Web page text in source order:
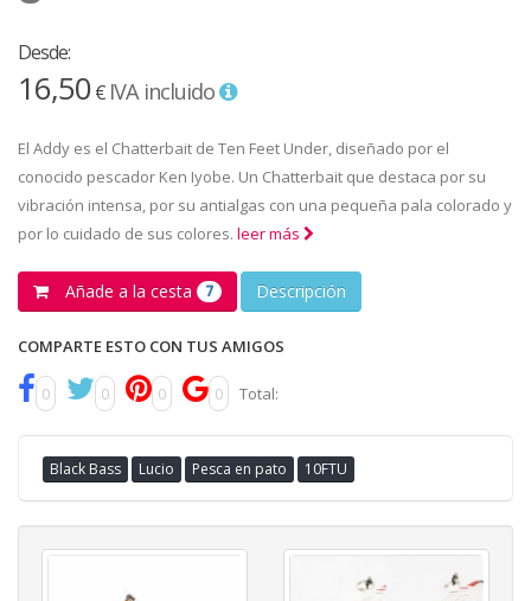
Desde:
16,50€ IVA incluido
El Addy es el Chatterbait de Ten Feet Under, diseñado por el
conocido pescador Ken Iyobe. Un Chatterbait que destaca por su
vibración intensa, por su antialgas con una pequeña pala colorado y
por lo cuidado de sus colores. leer más
Añade a la cesta 7 Descripción
COMPARTE ESTO CON TUS AMIGOS
0 0 0 0 Total:
Black Bass Lucio Pesca en pato 10FTU